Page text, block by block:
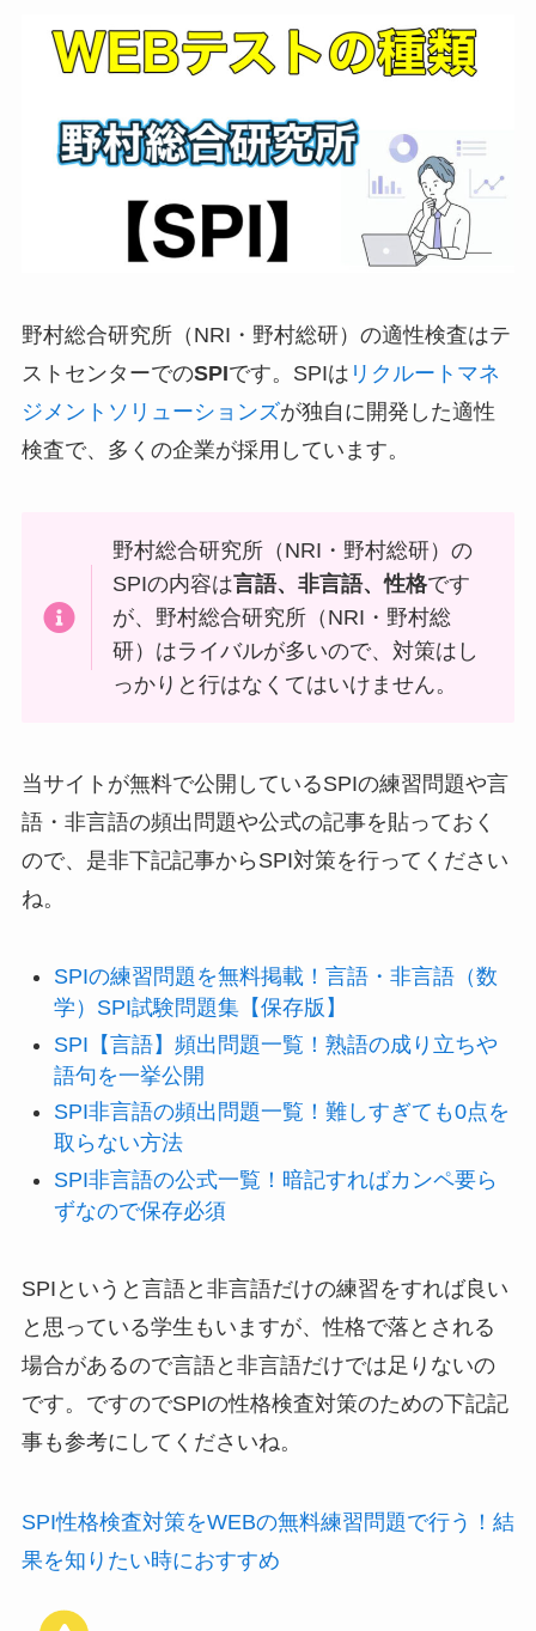
野村総合研究所（NRI・野村総研）の適性検査はテ
ストセンターでのSPIです。SPIは リクルートマネ
ジメントソリューションズが独自に開発した適性
検査で、多くの企業が採用しています。
野村総合研究所（NRI・野村総研）の
SPIの内容は言語、非言語、性格です
が、野村総合研究所（NRI・野村総
研）はライバルが多いので、対策はし
っかりと行はなくてはいけません。
当サイトが無料で公開しているSPIの練習問題や言
語・非言語の頻出問題や公式の記事を貼っておく
ので、是非下記記事からSPI対策を行ってください
ね。
SPIの練習問題を無料掲載！言語・非言語（数
学）SPI試験問題集【保存版】
SPI【言語】頻出問題一覧！熟語の成り立ちや
語句を一挙公開
SPI非言語の頻出問題一覧！難しすぎても0点を
取らない方法
SPI非言語の公式一覧！暗記すればカンペ要ら
ずなので保存必須
SPIというと言語と非言語だけの練習をすれば良い
と思っている学生もいますが、性格で落とされる
場合があるので言語と非言語だけでは足りないの
です。ですのでSPIの性格検査対策のための下記記
事も参考にしてくださいね。
SPI性格検査対策をWEBの無料練習問題で行う！結
果を知りたい時におすすめ